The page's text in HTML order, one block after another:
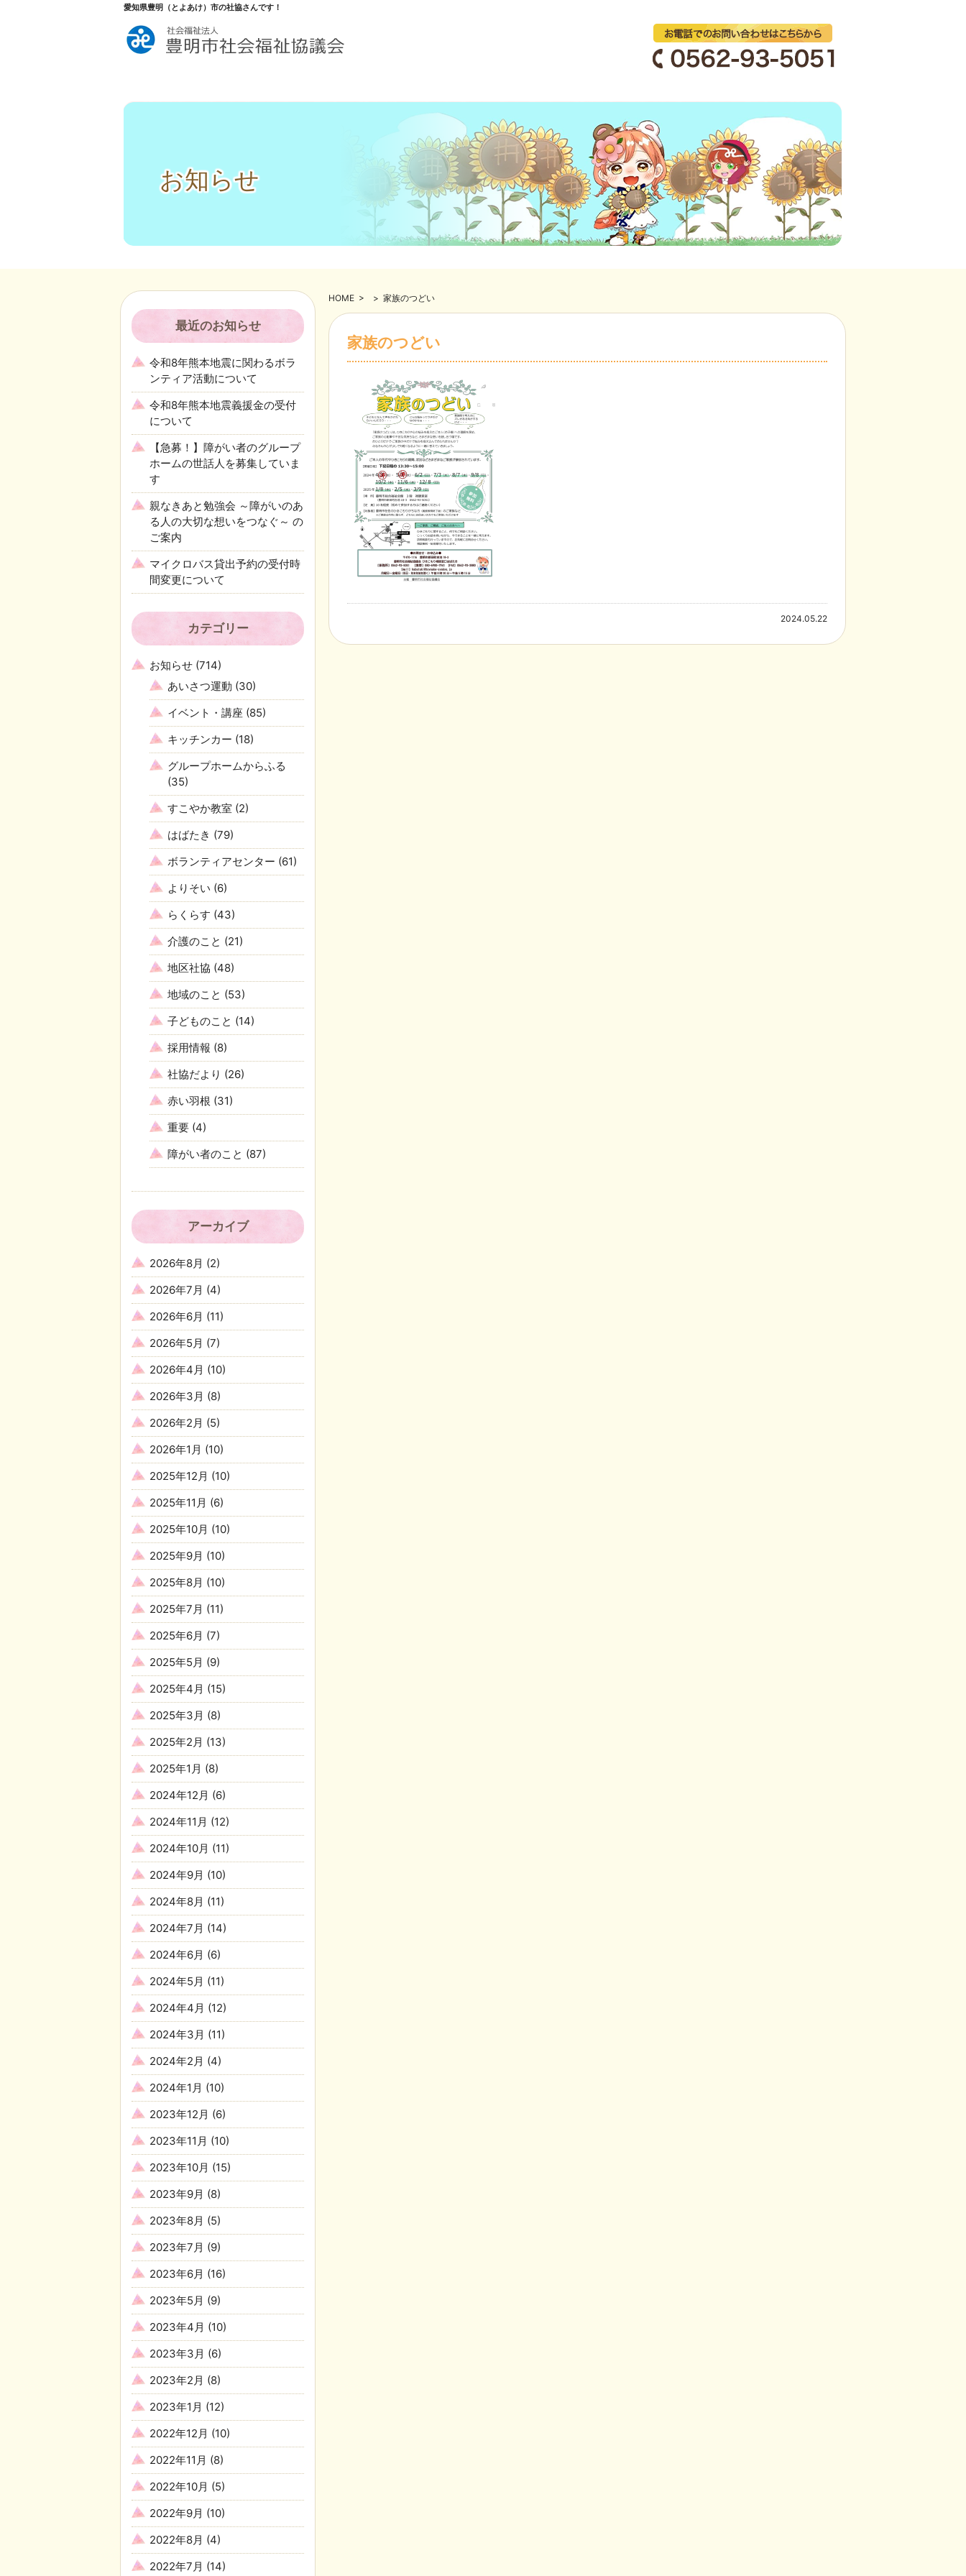
愛知県豊明（とよあけ）市の社協さんです！
お知らせ
HOME > > 家族のつどい
家族のつどい
2024.05.22
最近のお知らせ
令和8年熊本地震に関わるボラ
ンティア活動について
令和8年熊本地震義援金の受付
について
【急募！】障がい者のグループ
ホームの世話人を募集していま
す
親なきあと勉強会 ～障がいのあ
る人の大切な想いをつなぐ～ の
ご案内
マイクロバス貸出予約の受付時
間変更について
カテゴリー
お知らせ (714)
あいさつ運動 (30)
イベント・講座 (85)
キッチンカー (18)
グループホームからふる
(35)
すこやか教室 (2)
はばたき (79)
ボランティアセンター (61)
よりそい (6)
らくらす (43)
介護のこと (21)
地区社協 (48)
地域のこと (53)
子どものこと (14)
採用情報 (8)
社協だより (26)
赤い羽根 (31)
重要 (4)
障がい者のこと (87)
アーカイブ
2026年8月 (2)
2026年7月 (4)
2026年6月 (11)
2026年5月 (7)
2026年4月 (10)
2026年3月 (8)
2026年2月 (5)
2026年1月 (10)
2025年12月 (10)
2025年11月 (6)
2025年10月 (10)
2025年9月 (10)
2025年8月 (10)
2025年7月 (11)
2025年6月 (7)
2025年5月 (9)
2025年4月 (15)
2025年3月 (8)
2025年2月 (13)
2025年1月 (8)
2024年12月 (6)
2024年11月 (12)
2024年10月 (11)
2024年9月 (10)
2024年8月 (11)
2024年7月 (14)
2024年6月 (6)
2024年5月 (11)
2024年4月 (12)
2024年3月 (11)
2024年2月 (4)
2024年1月 (10)
2023年12月 (6)
2023年11月 (10)
2023年10月 (15)
2023年9月 (8)
2023年8月 (5)
2023年7月 (9)
2023年6月 (16)
2023年5月 (9)
2023年4月 (10)
2023年3月 (6)
2023年2月 (8)
2023年1月 (12)
2022年12月 (10)
2022年11月 (8)
2022年10月 (5)
2022年9月 (10)
2022年8月 (4)
2022年7月 (14)